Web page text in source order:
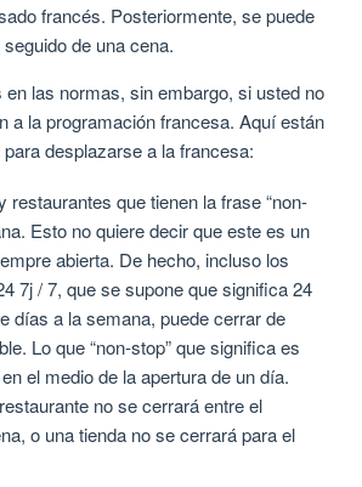
francés. Posteriormente, se puede
de una cena.
en las normas, sin embargo, si usted no
a la programación francesa. Aquí están
desplazarse a la francesa:
restaurantes que tienen la frase “non-
Esto no quiere decir que este es un
abierta. De hecho, incluso los
7j / 7, que se supone que significa 24
días a la semana, puede cerrar de
Lo que “non-stop” que significa es
el medio de la apertura de un día.
no se cerrará entre el
o una tienda no se cerrará para el